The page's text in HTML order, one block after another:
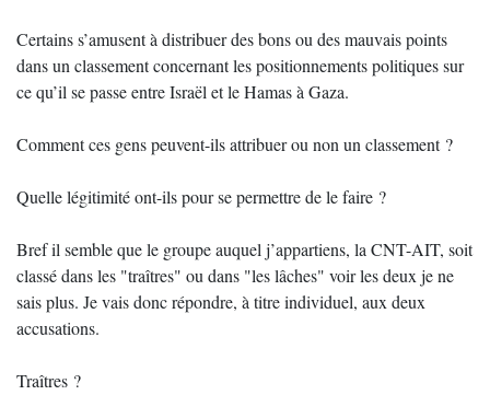
Certains s’amusent à distribuer des bons ou des mauvais points
dans un classement concernant les positionnements politiques sur
ce qu’il se passe entre Israël et le Hamas à Gaza.
Comment ces gens peuvent-ils attribuer ou non un classement ?
Quelle légitimité ont-ils pour se permettre de le faire ?
Bref il semble que le groupe auquel j’appartiens, la CNT-AIT, soit
classé dans les "traîtres" ou dans "les lâches" voir les deux je ne
sais plus. Je vais donc répondre, à titre individuel, aux deux
accusations.
Traîtres ?